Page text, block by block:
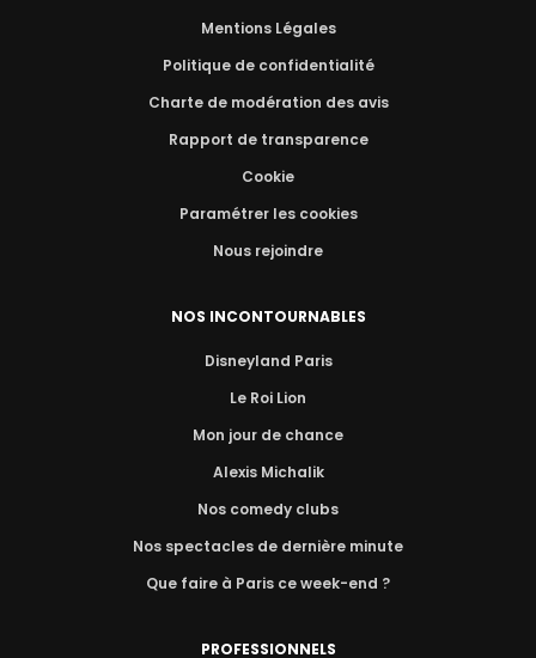
Mentions Légales
Politique de confidentialité
Charte de modération des avis
Rapport de transparence
Cookie
Paramétrer les cookies
Nous rejoindre
NOS INCONTOURNABLES
Disneyland Paris
Le Roi Lion
Mon jour de chance
Alexis Michalik
Nos comedy clubs
Nos spectacles de dernière minute
Que faire à Paris ce week-end ?
PROFESSIONNELS